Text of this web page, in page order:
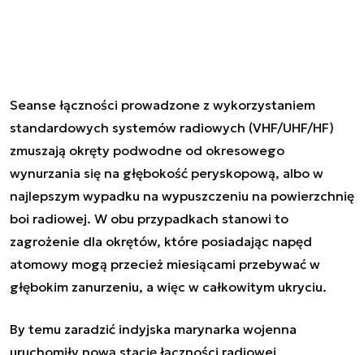
Seanse łączności prowadzone z wykorzystaniem
standardowych systemów radiowych (VHF/UHF/HF)
zmuszają okręty podwodne od okresowego
wynurzania się na głębokość peryskopową, albo w
najlepszym wypadku na wypuszczeniu na powierzchnię
boi radiowej. W obu przypadkach stanowi to
zagrożenie dla okrętów, które posiadając napęd
atomowy mogą przecież miesiącami przebywać w
głębokim zanurzeniu, a więc w całkowitym ukryciu.
By temu zaradzić indyjska marynarka wojenna
uruchomiły nową stację łączności radiowej